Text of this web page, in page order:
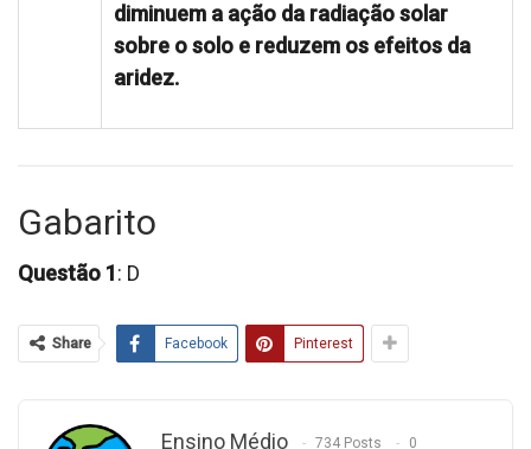
diminuem a ação da radiação solar
sobre o solo e reduzem os efeitos da
aridez.
Gabarito
Questão 1: D
Share Facebook Pinterest
Ensino Médio 734 Posts 0